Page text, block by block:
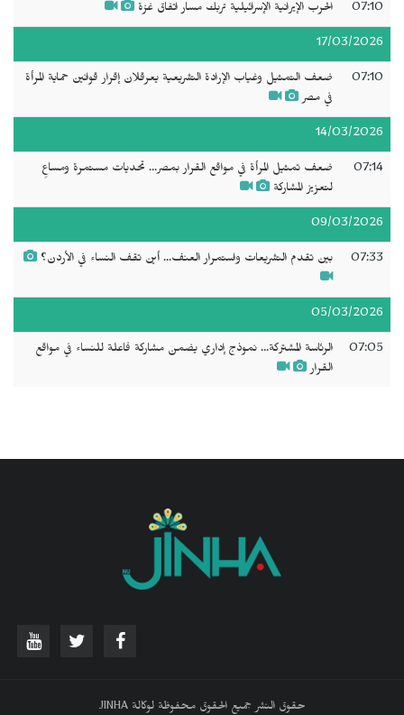
07:10 الحرب الإيرانية الإسرائيلية تربك مسار اتفاق غزة
17/03/2026
07:10
ضعف التمثيل وغياب الإرادة التشريعية يعرقلان إقرار قوانين حماية المرأة
في مصر
14/03/2026
07:14
ضعف تمثيل المرأة في مواقع القرار بمصر... تحديات مستمرة ومساعٍ
لتعزيز المشاركة
09/03/2026
07:33 بين تقدم التشريعات واستمرار العنف... أين تقف النساء في الأردن؟
05/03/2026
07:05
الرئاسة المشتركة... نموذج إداري يضمن مشاركة فاعلة للنساء في مواقع
القرار
حقوق النشر جميع الحقوق محفوظة لوكالة JINHA